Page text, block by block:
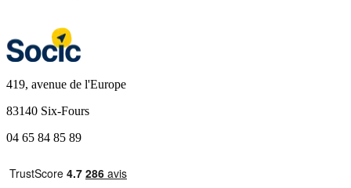
419, avenue de l'Europe
83140 Six-Fours
04 65 84 85 89